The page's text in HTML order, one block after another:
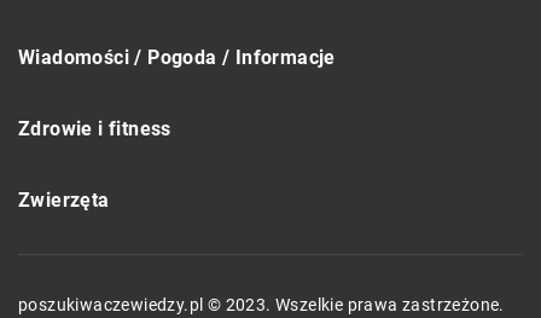
Wiadomości / Pogoda / Informacje
Zdrowie i fitness
Zwierzęta
poszukiwaczewiedzy.pl © 2023. Wszelkie prawa zastrzeżone.